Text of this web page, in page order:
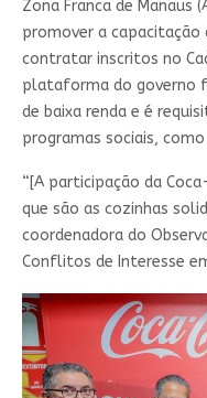
Zona Franca de Manaus
promover a capacitação
contratar inscritos no
plataforma do governo
de baixa renda e é
programas sociais,
“[A participação da
que são as cozinhas
coordenadora do
Conflitos de Interesse